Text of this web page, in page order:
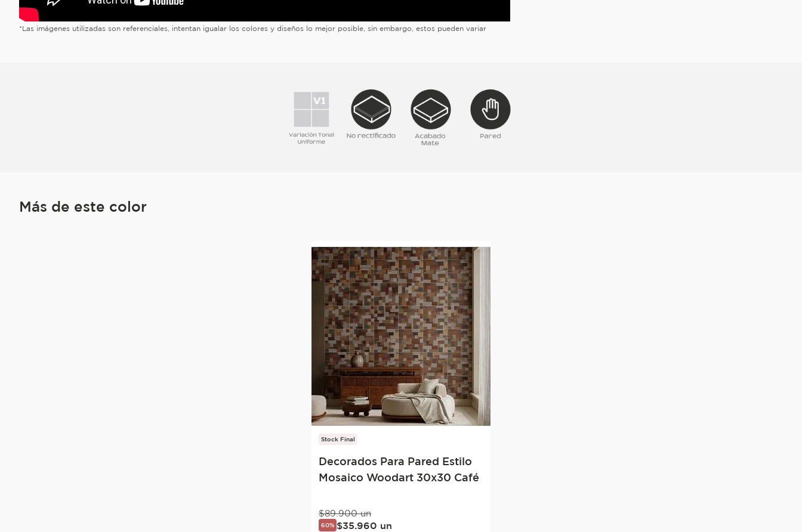
*Las imágenes utilizadas son referenciales, intentan igualar los colores y diseños lo mejor posible, sin embargo, estos pueden variar
Más de este color
Stock Final
Decorados Para Pared Estilo
Mosaico Woodart 30x30 Café
$89.900 un
60% $35.960 un